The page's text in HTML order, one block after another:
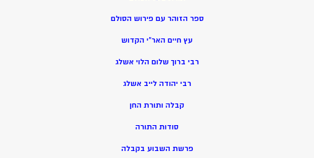
ספר הזוהר עם פירוש הסולם
עץ חיים האר”י הקדוש
רבי ברוך שלום הלוי אשלג
רבי יהודה לייב אשלג
קבלה ותורת החן
סודות התורה
פרשת השבוע בקבלה